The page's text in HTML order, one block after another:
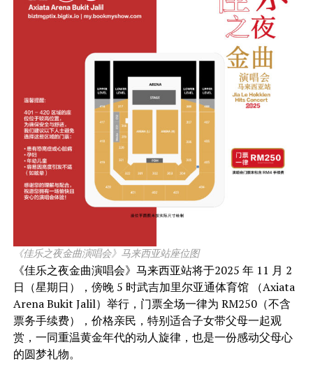
《佳乐之夜⾦曲演唱会》⻢来⻄亚站座位图
《佳乐之夜⾦曲演唱会》马来西亚站将于2025 年 11 ⽉ 2
⽇（星期日），傍晚 5 时武吉加⾥尔亚通体育馆 （Axiata
Arena Bukit Jalil）举行，门票全场⼀律为 RM250（不含
票务⼿续费），价格亲⺠，特别适合⼦⼥带⽗⺟⼀起观
赏，⼀同重温⻩⾦年代的动⼈旋律，也是⼀份感动⽗⺟⼼
的圆梦礼物。